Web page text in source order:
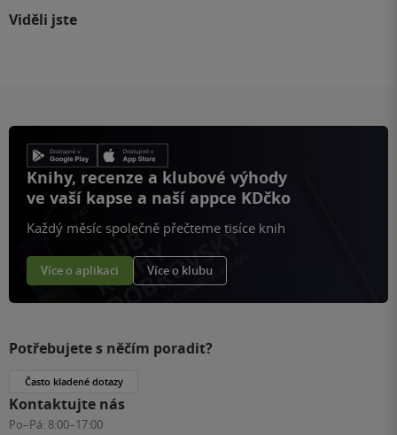
Viděli jste
Knihy, recenze a klubové výhody
ve vaší kapse a naší appce KDčko
Každý měsíc společně přečteme tisíce knih
Více o aplikaci Více o klubu
Potřebujete s něčím poradit?
Často kladené dotazy
Kontaktujte nás
Po–Pá: 8:00–17:00